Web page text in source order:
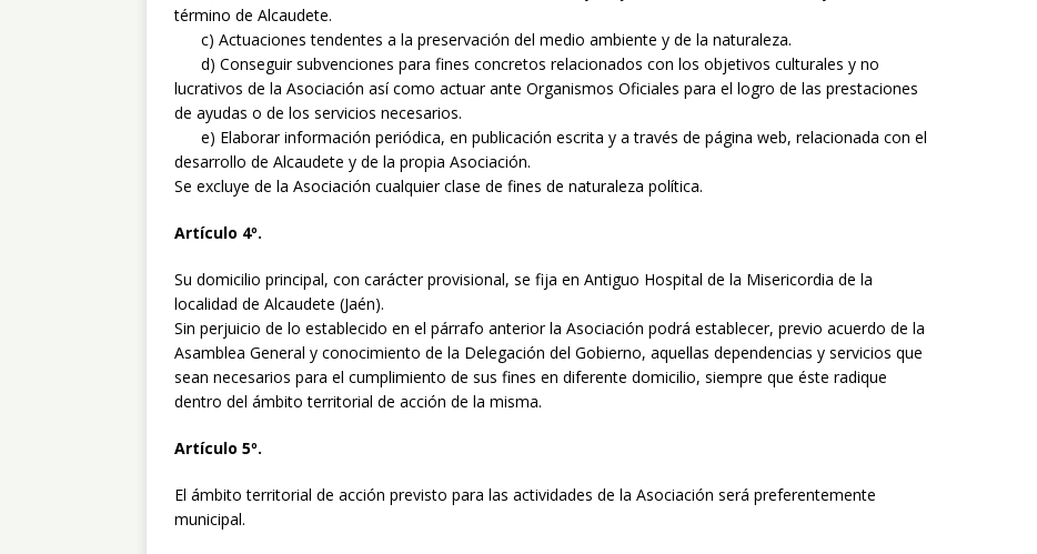
término de Alcaudete.
c) Actuaciones tendentes a la preservación del medio ambiente y de la naturaleza.
d) Conseguir subvenciones para fines concretos relacionados con los objetivos culturales y no
lucrativos de la Asociación así como actuar ante Organismos Oficiales para el logro de las prestaciones
de ayudas o de los servicios necesarios.
e) Elaborar información periódica, en publicación escrita y a través de página web, relacionada con el
desarrollo de Alcaudete y de la propia Asociación.
Se excluye de la Asociación cualquier clase de fines de naturaleza política.
Artículo 4º.
Su domicilio principal, con carácter provisional, se fija en Antiguo Hospital de la Misericordia de la
localidad de Alcaudete (Jaén).
Sin perjuicio de lo establecido en el párrafo anterior la Asociación podrá establecer, previo acuerdo de la
Asamblea General y conocimiento de la Delegación del Gobierno, aquellas dependencias y servicios que
sean necesarios para el cumplimiento de sus fines en diferente domicilio, siempre que éste radique
dentro del ámbito territorial de acción de la misma.
Artículo 5º.
El ámbito territorial de acción previsto para las actividades de la Asociación será preferentemente
municipal.